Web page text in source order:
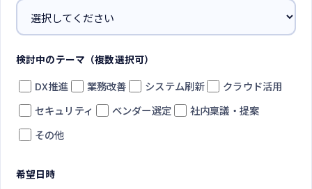
検討中のテーマ（複数選択可）
DX推進 業務改善 システム刷新
クラウド活用
セキュリティ
ベンダー選定
社内稟議・提案
その他
希望日時